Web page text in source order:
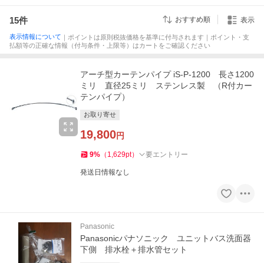
15件 おすすめ順 表示
表示情報について ｜ポイントは原則税抜価格を基準に付与されます｜ポイント・支
払額等の正確な情報（付与条件・上限等）はカートをご確認ください
アーチ型カーテンパイプ iS-P-1200 長さ1200
ミリ 直径25ミリ ステンレス製 （R付カー
テンパイプ）
お取り寄せ
19,800円
9% （ 1,629pt） 要エントリー
発送日情報なし
Panasonic
Panasonicパナソニック ユニットバス洗面器
下側 排水栓＋排水管セット